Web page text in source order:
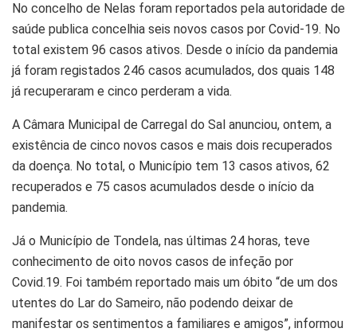
No concelho de Nelas foram reportados pela autoridade de
saúde publica concelhia seis novos casos por Covid-19. No
total existem 96 casos ativos. Desde o início da pandemia
já foram registados 246 casos acumulados, dos quais 148
já recuperaram e cinco perderam a vida.
A Câmara Municipal de Carregal do Sal anunciou, ontem, a
existência de cinco novos casos e mais dois recuperados
da doença. No total, o Município tem 13 casos ativos, 62
recuperados e 75 casos acumulados desde o início da
pandemia.
Já o Município de Tondela, nas últimas 24 horas, teve
conhecimento de oito novos casos de infeção por
Covid.19. Foi também reportado mais um óbito “de um dos
utentes do Lar do Sameiro, não podendo deixar de
manifestar os sentimentos a familiares e amigos”, informou